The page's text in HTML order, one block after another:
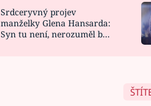
CELEBRITY
VAŘENÍ
Srdceryvný projev
manželky Glena Hansarda:
Syn tu není, nerozuměl by